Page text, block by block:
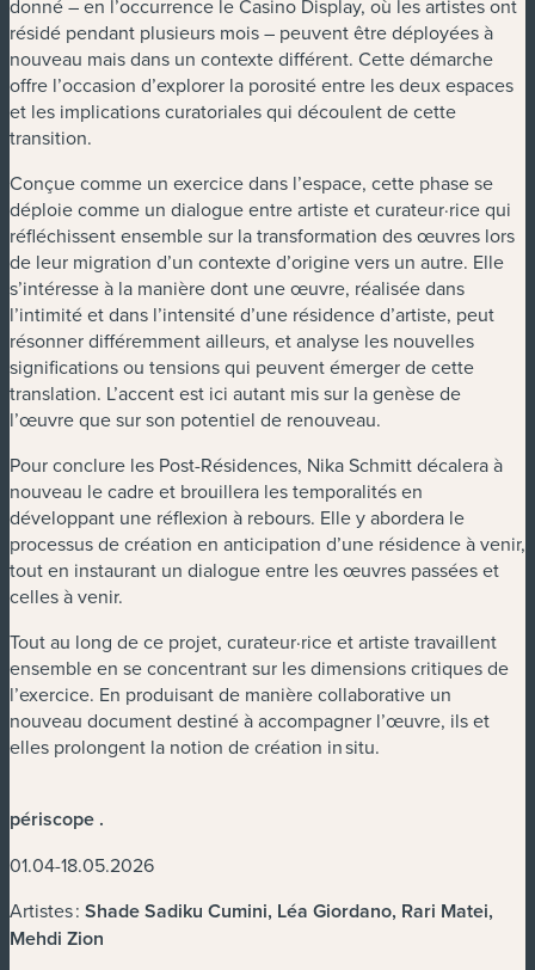
donné – en l’occurrence le Casino Display, où les artistes ont
résidé pendant plusieurs mois – peuvent être déployées à
nouveau mais dans un contexte différent. Cette démarche
offre l’occasion d’explorer la porosité entre les deux espaces
et les implications curatoriales qui découlent de cette
transition.
Conçue comme un exercice dans l’espace, cette phase se
déploie comme un dialogue entre artiste et curateur·rice qui
réfléchissent ensemble sur la transformation des œuvres lors
de leur migration d’un contexte d’origine vers un autre. Elle
s’intéresse à la manière dont une œuvre, réalisée dans
l’intimité et dans l’intensité d’une résidence d’artiste, peut
résonner différemment ailleurs, et analyse les nouvelles
significations ou tensions qui peuvent émerger de cette
translation. L’accent est ici autant mis sur la genèse de
l’œuvre que sur son potentiel de renouveau.
Pour conclure les Post-Résidences, Nika Schmitt décalera à
nouveau le cadre et brouillera les temporalités en
développant une réflexion à rebours. Elle y abordera le
processus de création en anticipation d’une résidence à venir,
tout en instaurant un dialogue entre les œuvres passées et
celles à venir.
Tout au long de ce projet, curateur·rice et artiste travaillent
ensemble en se concentrant sur les dimensions critiques de
l’exercice. En produisant de manière collaborative un
nouveau document destiné à accompagner l’œuvre, ils et
elles prolongent la notion de création in situ.
périscope .
01.04-18.05.2026
Artistes : Shade Sadiku Cumini, Léa Giordano, Rari Matei,
Mehdi Zion